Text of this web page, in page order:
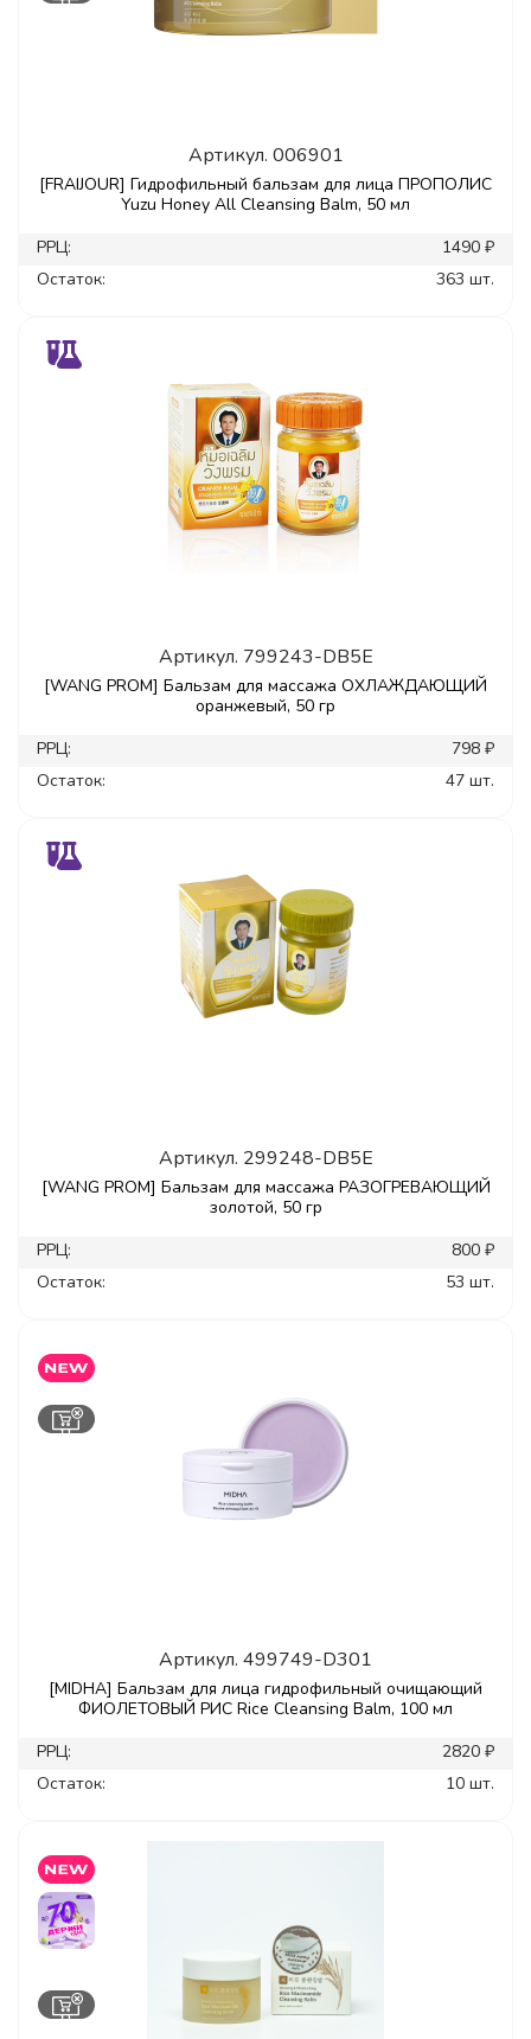
Артикул. 006901
[FRAIJOUR] Гидрофильный бальзам для лица ПРОПОЛИС
Yuzu Honey All Cleansing Balm, 50 мл
РРЦ:
1490 ₽
Остаток:
363 шт.
Артикул. 799243-DB5E
[WANG PROM] Бальзам для массажа ОХЛАЖДАЮЩИЙ
оранжевый, 50 гр
РРЦ:
798 ₽
Остаток:
47 шт.
Артикул. 299248-DB5E
[WANG PROM] Бальзам для массажа РАЗОГРЕВАЮЩИЙ
золотой, 50 гр
РРЦ:
800 ₽
Остаток:
53 шт.
Артикул. 499749-D301
[MIDHA] Бальзам для лица гидрофильный очищающий
ФИОЛЕТОВЫЙ РИС Rice Cleansing Balm, 100 мл
РРЦ:
2820 ₽
Остаток:
10 шт.